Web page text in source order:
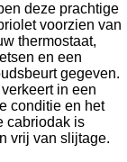
deze prachtige
voorzien van
thermostaat,
en een
gegeven.
in een
conditie en het
cabriodak is
vrij van slijtage.